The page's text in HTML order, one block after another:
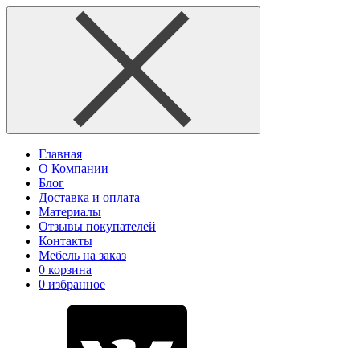
Главная
О Компании
Блог
Доставка и оплата
Материалы
Отзывы покупателей
Контакты
Мебель на заказ
0 корзина
0 избранное